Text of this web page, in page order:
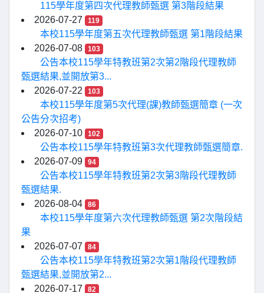
115學年度第四次代理教師甄選 第3階段結果
2026-07-27
119
本校115學年度第五次代理教師甄選 第1階段結果
2026-07-08
103
公告本校115學年特教班第2次第2階段代理教師
甄選結果,並開放第3...
2026-07-22
103
本校115學年度第5次代理(課)教師甄選簡章 (一次
公告分次招考)
2026-07-10
102
公告本校115學年特教班第3次代理教師甄選簡章.
2026-07-09
94
公告本校115學年特教班第2次第3階段代理教師
甄選結果.
2026-08-04
86
本校115學年度第六次代理教師甄選 第2次階段結
果
2026-07-07
84
公告本校115學年特教班第2次第1階段代理教師
甄選結果,並開放第2...
2026-07-17
82